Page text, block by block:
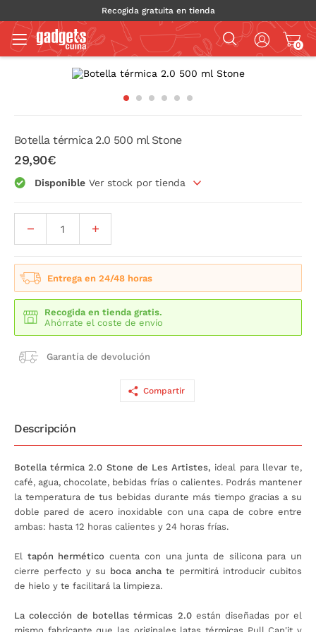
Recogida gratuita en tienda
0
Botella térmica 2.0 500 ml Stone
29,90€
Disponible Ver stock por tienda
Entrega en 24/48 horas
Recogida en tienda gratis.
Ahórrate el coste de envío
Garantía de devolución
Compartir
Descripción
Botella térmica 2.0 Stone de Les Artistes, ideal para llevar te,
café, agua, chocolate, bebidas frías o calientes. Podrás mantener
la temperatura de tus bebidas durante más tiempo gracias a su
doble pared de acero inoxidable con una capa de cobre entre
ambas: hasta 12 horas calientes y 24 horas frías.
El tapón hermético cuenta con una junta de silicona para un
cierre perfecto y su boca ancha te permitirá introducir cubitos
de hielo y te facilitará la limpieza.
La colección de botellas térmicas 2.0están diseñadas por el